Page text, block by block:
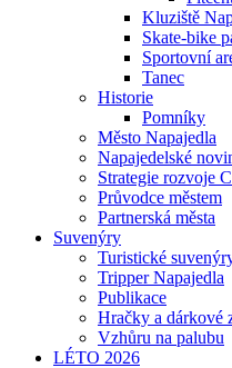
Kluziště
Skate-bike
Sportovní
Tanec
Historie
Pomníky
Město Napajedla
Napajedelské
Strategie rozvoje
Průvodce městem
Partnerská města
Suvenýry
Turistické
Tripper Napajedla
Publikace
Hračky a dárkové
Vzhůru na palubu
LÉTO 2026